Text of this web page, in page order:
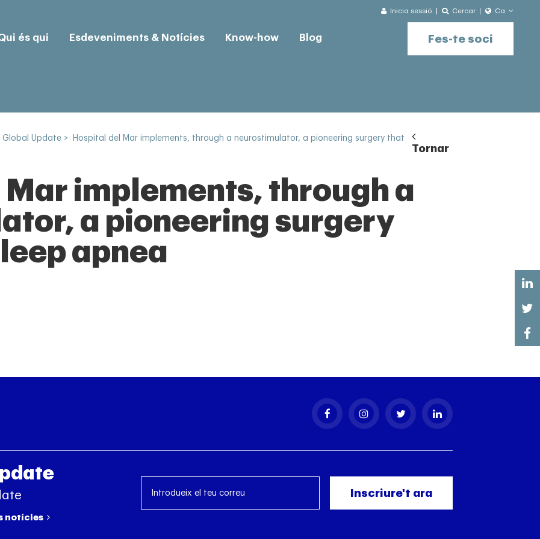
Inicia sessió Cercar Ca
és qui Esdeveniments & Notícies Know-how Blog Fes-te soci
Global Update >
Hospital del Mar implements, through a neurostimulator, a pioneering surgery that
Tornar
Mar implements, through a
a pioneering surgery
apnea
notícies